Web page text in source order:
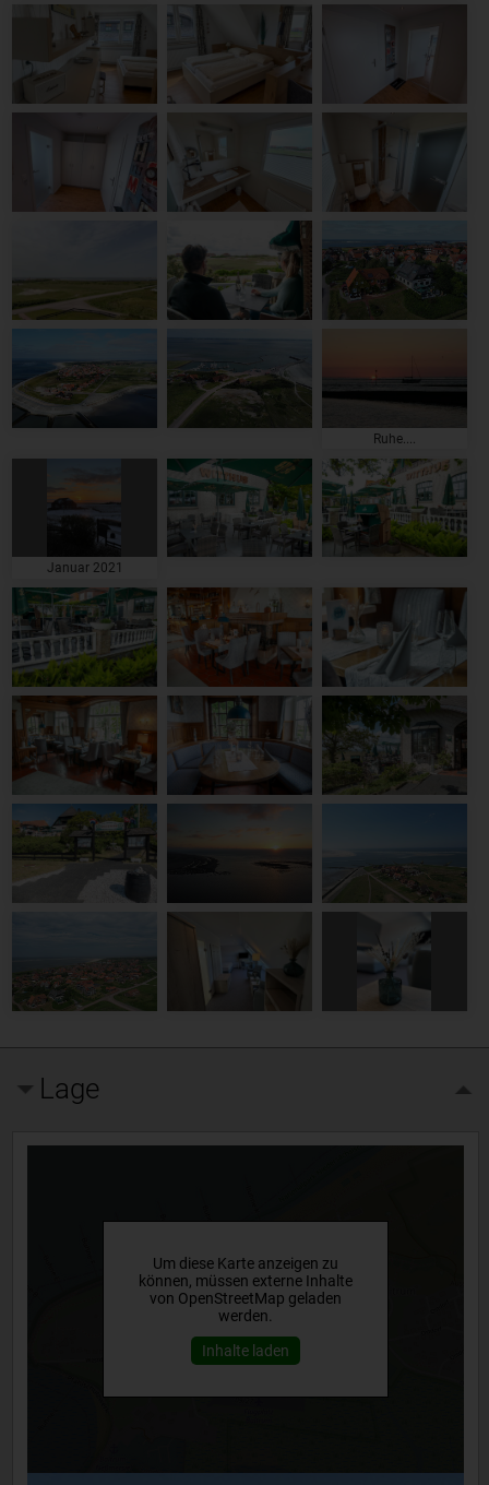
Ruhe....
Januar 2021
Lage
Um diese Karte anzeigen zu
können, müssen externe Inhalte
von OpenStreetMap geladen
werden.
Inhalte laden